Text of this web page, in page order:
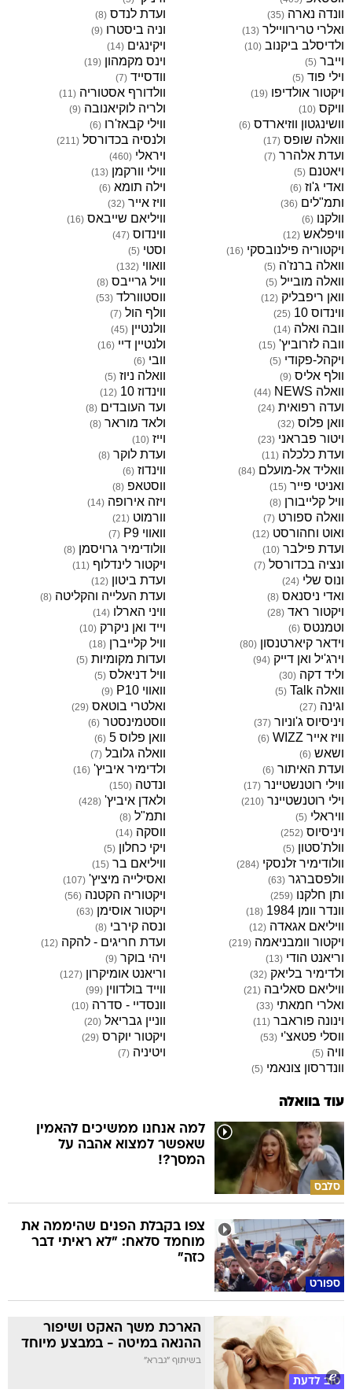
וונדה נארה (
35
) ועדת לנדס (
8
)
ואלרי טרירוויילר (
13
) וניה ביסטרו (
9
)
ולדיסלב ביקנוב (
10
) ויקינגים (
14
)
וייבר (
5
) וינס מקמהון (
19
)
וילי פוד (
5
) וודסייד (
7
)
ויקטור אולדיפו (
19
) וולדורף אסטוריה (
11
)
וויקס (
10
) ולריה לוקיאנובה (
9
)
וושינגטון ווזיארדס (
6
) ווילי קבאז'רו (
6
)
וואלה שופס (
17
) ולנסיה בכדורסל (
211
)
ועדת אלהרר (
7
) ויראלי (
460
)
ויאטנם (
5
) ווילי וורקמן (
13
)
ואדי ג'וז (
6
) וילה תומא (
6
)
ותמ"לים (
36
) וויז אייר (
32
)
וולקנו (
6
) וויליאם שייבאס (
16
)
וויפלאש (
12
) ווינדוס (
47
)
ויקטוריה פילנובסקי (
16
) וסטי (
5
)
וואלה ברנז'ה (
5
) וואווי (
132
)
וואלה מובייל (
5
) וויל גרייבס (
8
)
וואן ריפבליק (
12
) ווסטוורלד (
53
)
ווינדוס 10 (
25
) וולף הול (
7
)
וובה ואלה (
14
) וולנטיין (
45
)
וובה לזרוביץ' (
15
) ולנטיין דיי (
16
)
ויקהל-פקודי (
5
) וובי (
6
)
וולף אליס (
9
) וואלה ניוז (
5
)
וואלה NEWS (
44
) ווינדוז 10 (
12
)
ועדה רפואית (
24
) ועד העובדים (
8
)
וואן פלוס (
32
) ולאד מוראר (
8
)
ויטור פבראני (
23
) וייז (
10
)
ועדת כלכלה (
11
) ועדת לוקר (
8
)
וואליד אל-מועלם (
84
) ווינדוז (
6
)
ואניטי פייר (
15
) ווסטאפ (
8
)
וויל קלייבורן (
8
) ויזה אירופה (
14
)
וואלה ספורט (
7
) וורמוט (
21
)
ואוט וחהורסט (
12
) וואווי P9 (
7
)
ועדת פילבר (
10
) וולודימיר גרויסמן (
8
)
ונציה בכדורסל (
7
) ויקטור לינדלוף (
11
)
ונוס שלי (
24
) ועדת ביטון (
12
)
ואדי ניסנאס (
8
) ועדת העלייה והקליטה (
8
)
ויקטור ראד (
28
) וויני הארלו (
14
)
וטמנטס (
6
) וייד ואן ניקרק (
10
)
וידאר קיארטנסון (
80
) וויל קלייברן (
18
)
וירג'יל ואן דייק (
94
) ועדות מקומיות (
5
)
וליד דקה (
30
) וויל דניאלס (
5
)
וואלה Talk (
5
) וואווי P10 (
9
)
וגינה (
27
) ואלטרי בוטאס (
29
)
ויניסיוס ג'וניור (
37
) ווסטמינסטר (
6
)
וויז אייר WIZZ (
6
) וואן פלוס 5 (
6
)
ושאש (
6
) וואלה גלובל (
7
)
ועדת האיתור (
6
) ולדימיר איביץ' (
16
)
ווילי רוטנשטיינר (
17
) ונדטה (
150
)
וילי רוטנשטיינר (
210
) ולאדן איביץ' (
428
)
וויראלי (
5
) ותמ"ל (
8
)
ויניסיוס (
252
) ווסקה (
14
)
וולת'סטון (
5
) ויקי כחלון (
5
)
וולודימיר זלנסקי (
284
) וויליאם בר (
15
)
וולפסברגר (
63
) ואסילייה מיציץ' (
107
)
ותן חלקנו (
259
) ויקטוריה הקטנה (
56
)
וונדר וומן 1984 (
18
) ויקטור אוסימן (
63
)
וויליאם אגאדה (
12
) ונסה קירבי (
8
)
ויקטור וומבניאמה (
219
) ועדת חריגים - להקה (
12
)
וריאנט הודי (
13
) ויהי בוקר (
9
)
ולדימיר בליאק (
32
) וריאנט אומיקרון (
127
)
וויליאם סאליבה (
21
) ווייד בולדווין (
99
)
ואלרי חמאתי (
33
) וונסדיי - סדרה (
10
)
וינונה פוראבר (
11
) ווניין גבריאל (
20
)
ווסלי פטאצ'י (
53
) ויקטור יוקרס (
29
)
וויה (
5
) ויטיניה (
7
)
וונדרסון צונאמי (
5
)
עוד בוואלה
סלבס
למה אנחנו ממשיכים להאמין
שאפשר למצוא אהבה על
המסך?!
ספורט
צפו בקבלת הפנים שהיממה את
מוחמד סלאח: "לא ראיתי דבר
כזה"
טוב לדעת
הארכת משך האקט ושיפור
ההנאה במיטה - במבצע מיוחד
בשיתוף "גברא"